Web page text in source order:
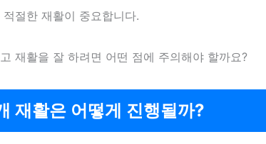
절한 재활이 중요합니다.
재활을 잘 하려면 어떤 점에 주의해야 할까요?
재활은 어떻게 진행될까?